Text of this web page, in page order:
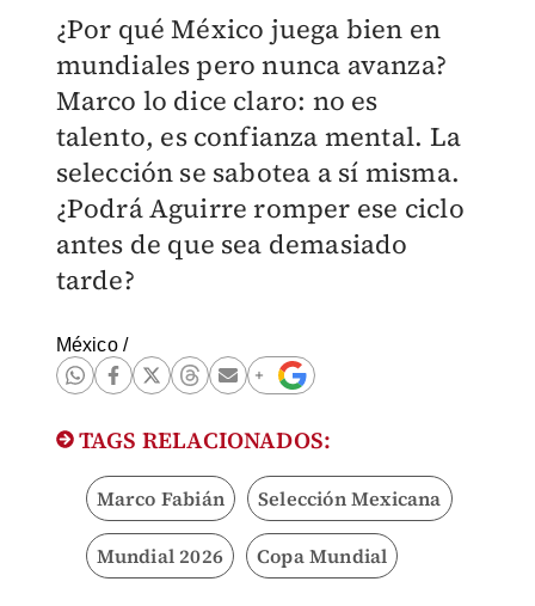
¿Por qué México juega bien en
mundiales pero nunca avanza?
Marco lo dice claro: no es
talento, es confianza mental. La
selección se sabotea a sí misma.
¿Podrá Aguirre romper ese ciclo
antes de que sea demasiado
tarde?
México/
TAGS RELACIONADOS:
Marco Fabián Selección Mexicana
Mundial 2026 Copa Mundial